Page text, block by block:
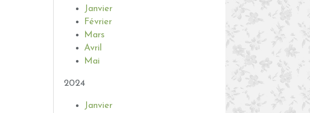
Janvier
Février
Mars
Avril
Mai
2024
Janvier